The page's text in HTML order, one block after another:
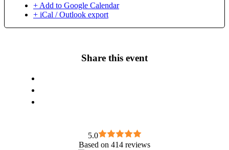
+ Add to Google Calendar
+ iCal / Outlook export
Share this event
5.0
Based on 414 reviews